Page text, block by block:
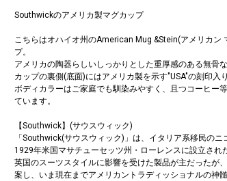
Southwickのアメリカ製マグカップ
こちらはオハイオ州のAmerican Mug &Stein(アメリカン
プ。
アメリカの陶器らしいしっかりとした重厚感のある無骨
カップの裏側(底面)にはアメリカ製を示す"USA"の刻印入り
ボディカラーはご家庭でも馴染みやすく、且つコーヒー
ています。
【Southwick】(サウスウィック)
「Southwick(サウスウィック)」は、イタリア系移民のニ
1929年米国マサチューセッツ州・ローレンスに設立され
英国のスーツスタイルに影響を受けた製品が主だったが
案し、いま現在までアメリカントラディッショナルの神